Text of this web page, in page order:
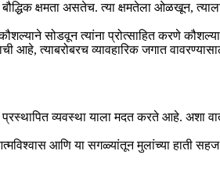
क्षमता असतेच. त्या क्षमतेला ओळखून,
सोडवून त्यांना प्रोत्साहित करणे
आहे, त्याबरोबरच व्यावहारिक जगात
व्यवस्था याला मदत करते आहे. अशा
आणि या सगळ्यांतून मुलांच्या हाती सहज